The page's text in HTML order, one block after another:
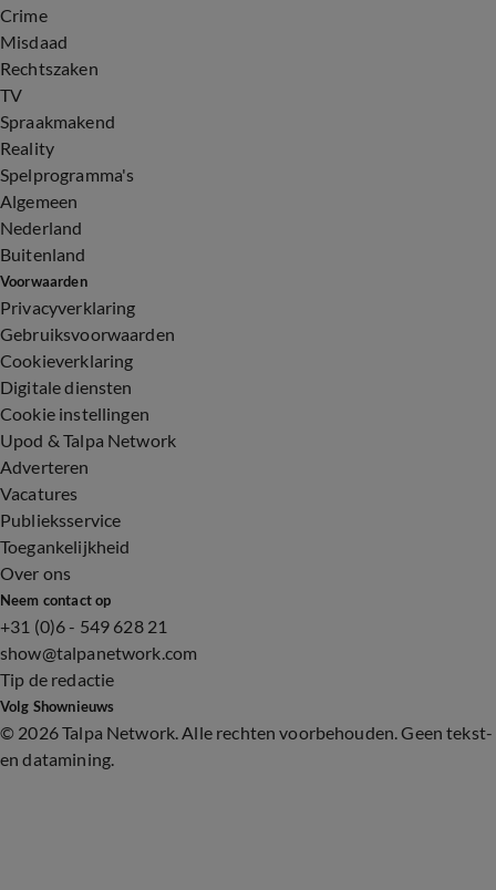
Crime
Misdaad
Rechtszaken
TV
Spraakmakend
Reality
Spelprogramma's
Algemeen
Nederland
Buitenland
Voorwaarden
Privacyverklaring
Gebruiksvoorwaarden
Cookieverklaring
Digitale diensten
Cookie instellingen
Upod & Talpa Network
Adverteren
Vacatures
Publieksservice
Toegankelijkheid
Over ons
Neem contact op
+31 (0)6 - 549 628 21
show@talpanetwork.com
Tip de redactie
Volg Shownieuws
© 2026 Talpa Network. Alle rechten voorbehouden. Geen tekst-
en datamining.